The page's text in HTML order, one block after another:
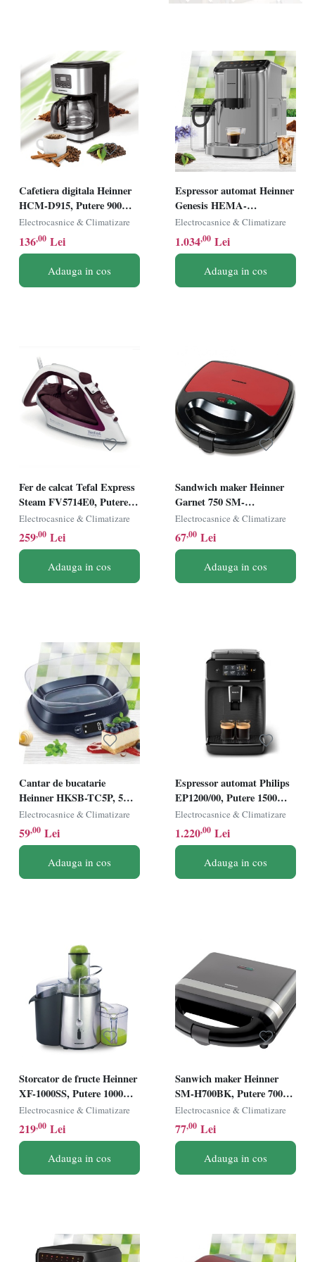
Cafetiera digitala Heinner
HCM-D915, Putere 900W,
Capacitate 1.5L, Timer,
LCD, Negru-Inox
Electrocasnice & Climatizare
136,00 Lei
Adauga in cos
Espressor automat Heinner
Genesis HEMA-
D20DGREY, 1350W,
20Bar, Recipient lapte,
Capacitate rezervor apa
1.5L, Gri
Electrocasnice & Climatizare
1.034,00 Lei
Adauga in cos
Fer de calcat Tefal Express
Steam FV5714E0, Putere
2500W, Jet de abur
190g/min, Abur variabil 0-
45g/min, Capacitate 270ml,
Talpa Durilium, Violet
Electrocasnice & Climatizare
259,00 Lei
Adauga in cos
Sandwich maker Heinner
Garnet 750 SM-
K750BKRX, Putere 750W,
Plite fixe, Capacitate: 2
sandwich-uri, Negru/Rosu
Electrocasnice & Climatizare
67,00 Lei
Adauga in cos
Cantar de bucatarie
Heinner HKSB-TC5P, 5Kg,
Touch Control, Functie
Tara, Functie cantarire
lichide, Display LCD, Bol
plastic, Albastru
Electrocasnice & Climatizare
59,00 Lei
Adauga in cos
Espressor automat Philips
EP1200/00, Putere 1500W,
Rezervor 1.5L, 15bar,
Rasnita incorporata,
Control Touch, Negru
Electrocasnice & Climatizare
1.220,00 Lei
Adauga in cos
Storcator de fructe Heinner
XF-1000SS, Putere 1000W,
Recipient suc 1L, Recipient
pulpa 2L, Aspect Inox
Electrocasnice & Climatizare
219,00 Lei
Adauga in cos
Sanwich maker Heinner
SM-H700BK, Putere 700W,
Placi antiadezive fixe tip
grill, Negru
Electrocasnice & Climatizare
77,00 Lei
Adauga in cos